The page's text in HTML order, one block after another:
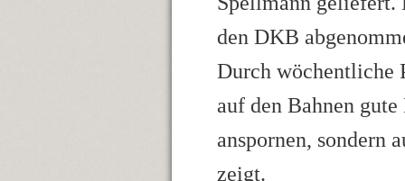
den DKB
Durch wöchentliche
auf den Bahnen
anspornen, sondern
zeigt.